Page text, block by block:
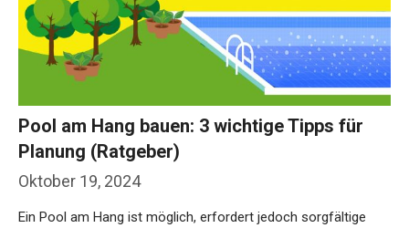
Oktober 19, 2024
Pool am Hang bauen: 3 wichtige Tipps für
Planung (Ratgeber)
Ein Pool am Hang ist möglich, erfordert jedoch sorgfältige